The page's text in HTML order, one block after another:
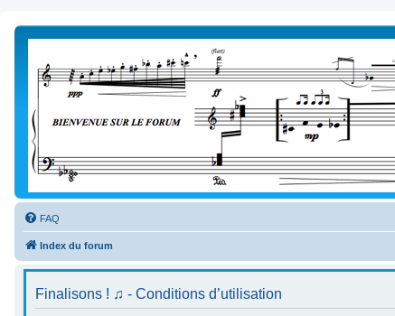
FAQ
Index du forum
Finalisons ! ♫ - Conditions d’utilisation